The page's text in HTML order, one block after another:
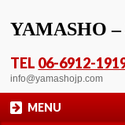
YAMASHO
TEL 06-6912-
info@yamashojp.com
MENU